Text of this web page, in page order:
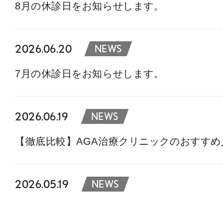
8月の休診日をお知らせします。
2026.06.20 NEWS
7月の休診日をお知らせします。
2026.06.19 NEWS
【徹底比較】AGA治療クリニックのおすす
2026.05.19 NEWS